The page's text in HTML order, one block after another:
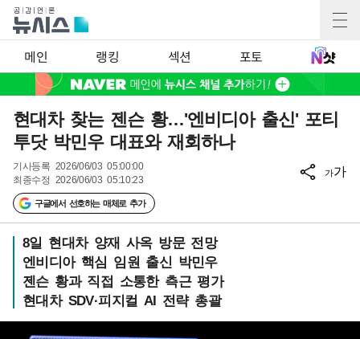
메인 랭킹 섹션 포토
현대차 찾는 젠슨 황…'엔비디아 출신' 포티
투닷 박민우 대표와 재회하나
기사등록 2026/06/03 05:00:00
최종수정 2026/06/03 05:10:23
구글에서 선호하는 매체로 추가
가가
8일 현대차 양재 사옥 방문 전망
엔비디아 핵심 임원 출신 박민우
젠슨 황과 직접 소통한 측근 평가
현대차 SDV·피지컬 AI 전략 총괄